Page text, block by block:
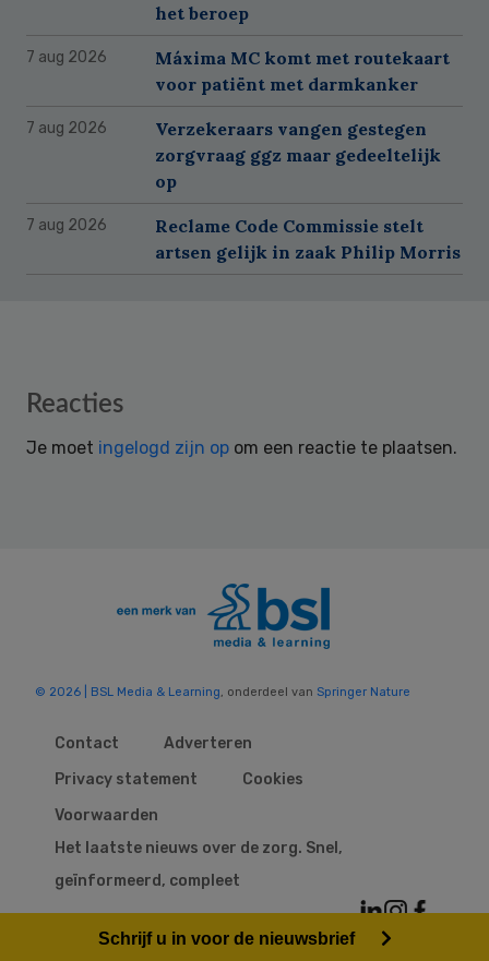
het beroep
7 aug 2026
Máxima MC komt met routekaart
voor patiënt met darmkanker
7 aug 2026
Verzekeraars vangen gestegen
zorgvraag ggz maar gedeeltelijk
op
7 aug 2026
Reclame Code Commissie stelt
artsen gelijk in zaak Philip Morris
Reader
Reacties
Je moet ingelogd zijn op om een reactie te plaatsen.
© 2026 | BSL Media & Learning, onderdeel van Springer Nature
Contact
Adverteren
Privacy statement
Cookies
Voorwaarden
Het laatste nieuws over de zorg. Snel,
geïnformeerd, compleet
Schrijf u in voor de nieuwsbrief